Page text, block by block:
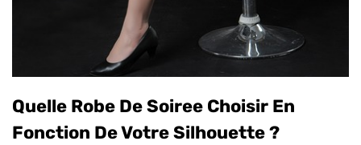
Quelle Robe De Soiree Choisir En
Fonction De Votre Silhouette ?